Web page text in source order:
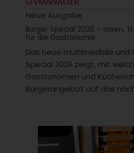
Neue Ausgabe
Burger Special 2026 – Ideen,
für die Gastronomie
Das neue multimediale und
Special 2026 zeigt, mit
Gastronomen und
Burgerangebot auf das